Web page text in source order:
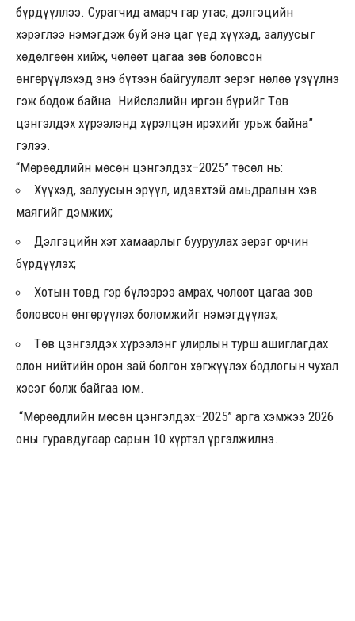
бүрдүүллээ. Сурагчид амарч гар утас, дэлгэцийн
хэрэглээ нэмэгдэж буй энэ цаг үед хүүхэд, залуусыг
хөдөлгөөн хийж, чөлөөт цагаа зөв боловсон
өнгөрүүлэхэд энэ бүтээн байгуулалт эерэг нөлөө үзүүлнэ
гэж бодож байна. Нийслэлийн иргэн бүрийг Төв
цэнгэлдэх хүрээлэнд хүрэлцэн ирэхийг урьж байна”
гэлээ.
“Мөрөөдлийн мөсөн цэнгэлдэх–2025” төсөл нь:
Хүүхэд, залуусын эрүүл, идэвхтэй амьдралын хэв
маягийг дэмжих;
Дэлгэцийн хэт хамаарлыг бууруулах эерэг орчин
бүрдүүлэх;
Хотын төвд гэр бүлээрээ амрах, чөлөөт цагаа зөв
боловсон өнгөрүүлэх боломжийг нэмэгдүүлэх;
Төв цэнгэлдэх хүрээлэнг улирлын турш ашиглагдах
олон нийтийн орон зай болгон хөгжүүлэх бодлогын чухал
хэсэг болж байгаа юм.
“Мөрөөдлийн мөсөн цэнгэлдэх–2025” арга хэмжээ 2026
оны гуравдугаар сарын 10 хүртэл үргэлжилнэ.